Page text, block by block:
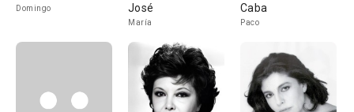
Domingo
José
María
Caba
Paco